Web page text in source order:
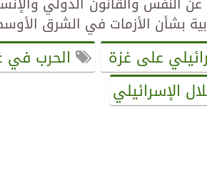
بشأن الأزمات في الشرق
على غزة الحرب في
الإسرائيلي